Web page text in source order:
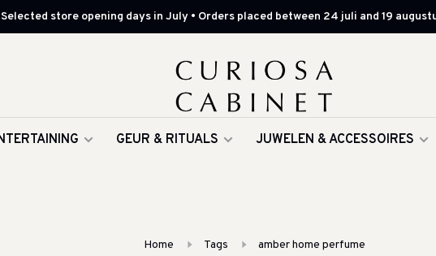
store opening days in July • Orders placed between 24 juli and 19
GEUR & RITUALS JUWELEN & ACCESSOIRES
Home Tags amber home perfume